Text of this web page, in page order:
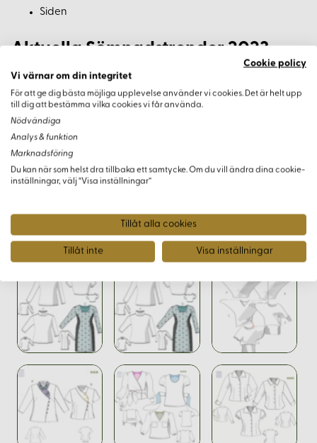
Siden
Aktuella Sömnadstrender 2023
Trender 2023 lyfter fram plagg med enkelhet och personlig
uttryckskraft. Storblommiga mönster och djärva motivtyger
perfekt för att skapa plagg som kan stylas för både vardag
och speciella tillfällen, med en känsla för hållbarhet och
naturmaterial.
Varianter
Cookie policy
Vi värnar om din integritet
För att ge dig bästa möjliga upplevelse använder vi cookies. Det är helt upp
till dig att bestämma vilka cookies vi får använda.
Nödvändiga
Analys & funktion
Marknadsföring
Du kan när som helst dra tillbaka ett samtycke. Om du vill ändra dina cookie-
inställningar, välj “Visa inställningar”
Tillåt alla cookies
Tillåt inte Visa inställningar